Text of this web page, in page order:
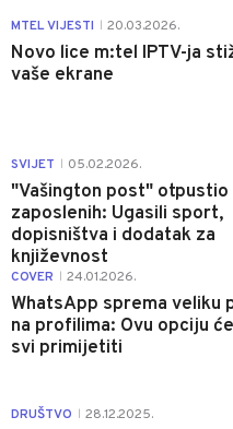
MTEL VIJESTI 20.03.2026.
Novo lice m:tel IPTV-ja
vaše ekrane
SVIJET 05.02.2026.
"Vašington post" otpustio
zaposlenih: Ugasili sport,
dopisništva i dodatak za
književnost
COVER 24.01.2026.
WhatsApp sprema veliku
na profilima: Ovu opciju
svi primijetiti
DRUŠTVO 28.12.2025.